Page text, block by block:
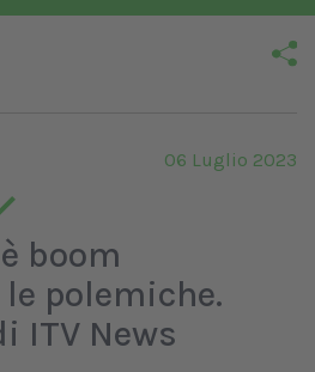
06 Luglio 2023
boom
polemiche.
ITV News